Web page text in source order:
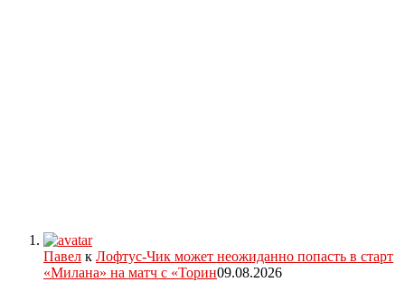
Павел к Лофтус-Чик может неожиданно попасть в старт
«Милана» на матч с «Торин09.08.2026